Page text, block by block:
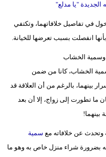
الجديدة "يا مدلع"
في تفاصيل خلافاتهما، وتكتفي
انفصلت بسبب تعرضها للخيانة.
الخشاب
الخشاب، كانا من ضمن
بينهما، بالرغم من أن العلاقة قد
تطورت إلى زواج، إلا أن بعد
بينهما!
وتحدث عن خلافاته مع سمية
بضرورة شراء منزل خاص به وهو ما